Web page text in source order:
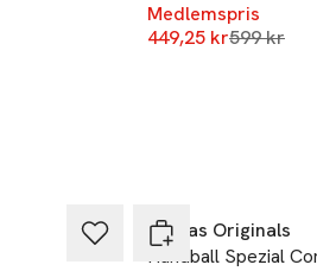
Medlemspris
449,25 krLägsta
599 kr
Adidas Originals
Handball Spezial